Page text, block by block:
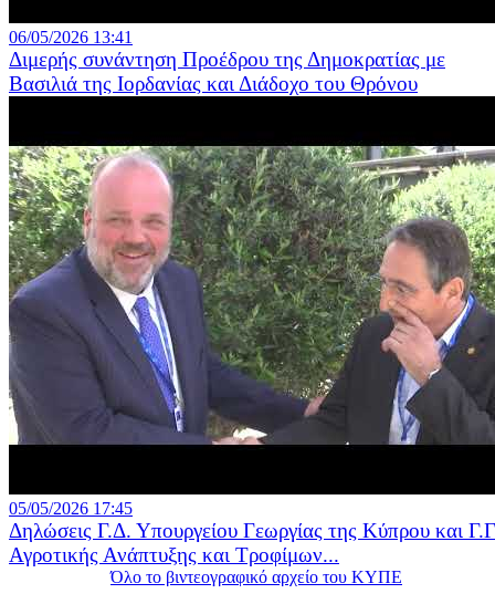
06/05/2026 13:41
Διμερής συνάντηση Προέδρου της Δημοκρατίας με
Βασιλιά της Ιορδανίας και Διάδοχο του Θρόνου
05/05/2026 17:45
Δηλώσεις Γ.Δ. Υπουργείου Γεωργίας της Κύπρου και
Αγροτικής Ανάπτυξης και Τροφίμων...
Όλο το βιντεογραφικό αρχείο του ΚΥΠΕ